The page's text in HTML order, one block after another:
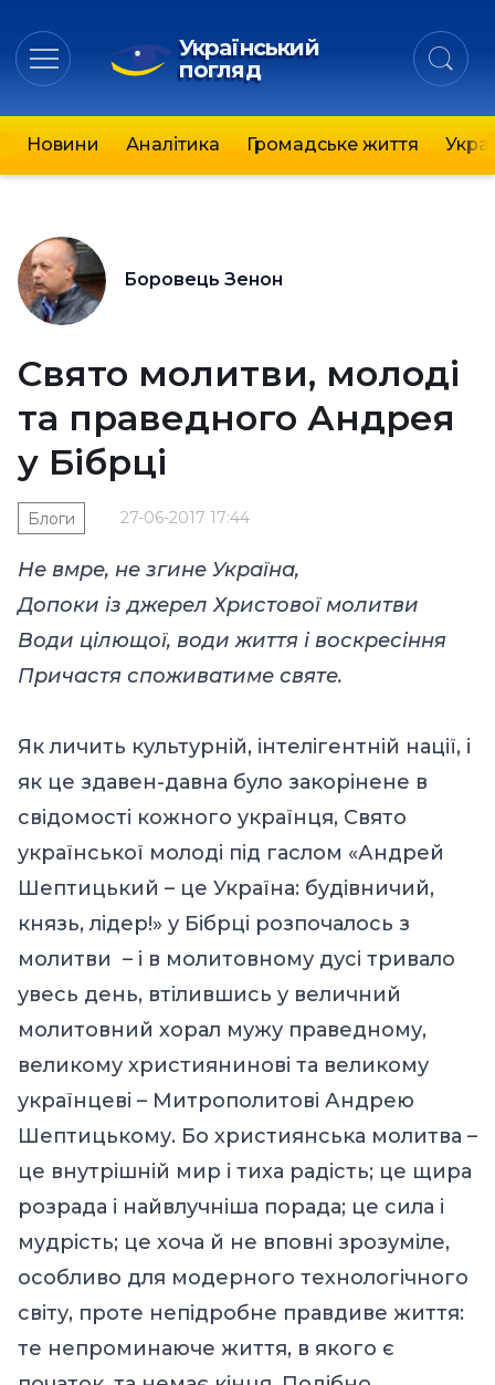
Український
погляд
Новини Аналітика Громадське життя
Боровець Зенон
Свято молитви, молоді
та праведного Андрея
у Бібрці
27-06-2017 17:44
Блоги
Не вмре, не згине Україна,
Допоки із джерел Христової молитви
Води цілющої, води життя і воскресіння
Причастя споживатиме святе.
Як личить культурній, інтелігентній нації, і
як це здавен-давна було закорінене в
свідомості кожного українця, Свято
української молоді під гаслом «Андрей
Шептицький – це Україна: будівничий,
князь, лідер!» у Бібрці розпочалось з
молитви – і в молитовному дусі тривало
увесь день, втілившись у величний
молитовний хорал мужу праведному,
великому християнинові та великому
українцеві – Митрополитові Андрею
Шептицькому. Бо християнська молитва –
це внутрішній мир і тиха радість; це щира
розрада і найвлучніша порада; це сила і
мудрість; це хоча й не вповні зрозуміле,
особливо для модерного технологічного
світу, проте непідробне правдиве життя:
те непроминаюче життя, в якого є